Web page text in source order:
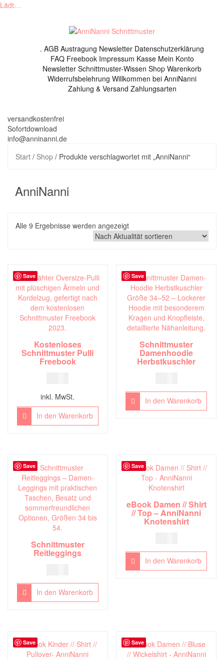
Lädt…
. AGB Austragung Newsletter Datenschutzerklärung
FAQ Freebook Impressum Kasse Mein Konto
Newsletter Schnittmuster-Wissen Shop Warenkorb
Widerrufsbelehrung Willkommen bei AnniNanni
Zahlung & Versand Zahlungsarten
versandkostenfrei
Sofortdownload
info@anninanni.de
Start / Shop / Produkte verschlagwortet mit „AnniNanni“
AnniNanni
Alle 9 Ergebnisse werden angezeigtNach
Aktualität
Save
Kostenloses
Schnittmuster Pulli
Freebook
inkl. MwSt.
In den Warenkorb
Save
Schnittmuster
Damenhoodie
Herbstkuschler
In den Warenkorb
Save
Schnittmuster
Reitleggings
In den Warenkorb
Save
eBook Damen // Shirt
// Top – AnniNanni
Knotenshirt
In den Warenkorb
Save Save